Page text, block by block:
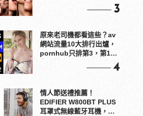
3
原來老司機都看這些？av
網站流量10大排行出爐，
pornhub只排第3，第1名
4
情人節送禮推薦！
EDIFIER W800BT PLUS
耳罩式無線藍牙耳機，在